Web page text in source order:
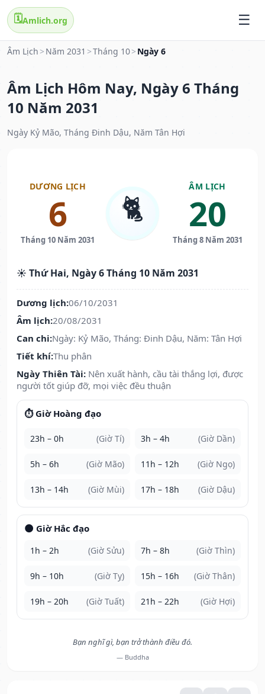
🗓️Amlich.org
Âm Lịch > Năm 2031 >Tháng 10> Ngày 6
Âm Lịch Hôm Nay, Ngày 6 Tháng
10 Năm 2031
Ngày Kỷ Mão, Tháng Đinh Dậu, Năm Tân Hợi
DƯƠNG LỊCH
6
Tháng 10 Năm 2031
🐈
ÂM LỊCH
20
Tháng 8 Năm 2031
☀️ Thứ Hai, Ngày 6 Tháng 10 Năm 2031
Dương lịch:06/10/2031
Âm lịch:20/08/2031
Can chi:Ngày: Kỷ Mão, Tháng: Đinh Dậu, Năm: Tân Hợi
Tiết khí:Thu phân
Ngày Thiên Tài: Nên xuất hành, cầu tài thắng lợi, được
người tốt giúp đỡ, mọi việc đều thuận
⏱️ Giờ Hoàng đạo
23h – 0h (Giờ Tí) 3h – 4h (Giờ Dần)
5h – 6h (Giờ Mão) 11h – 12h (Giờ Ngọ)
13h – 14h (Giờ Mùi) 17h – 18h (Giờ Dậu)
🌑 Giờ Hắc đạo
1h – 2h (Giờ Sửu) 7h – 8h (Giờ Thìn)
9h – 10h (Giờ Tỵ) 15h – 16h (Giờ Thân)
19h – 20h (Giờ Tuất) 21h – 22h (Giờ Hợi)
Bạn nghĩ gì, bạn trở thành điều đó.
— Buddha